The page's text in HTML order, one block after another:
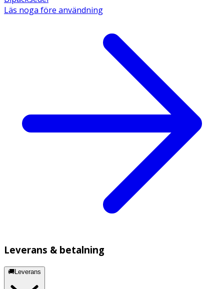
Läs noga före användning
Leverans & betalning
🚚Leverans